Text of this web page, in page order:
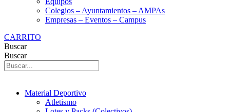
Colegios – Ayuntamientos – AMPAs
Empresas – Eventos – Campus
CARRITO
Buscar
Buscar
Material Deportivo
Atletismo